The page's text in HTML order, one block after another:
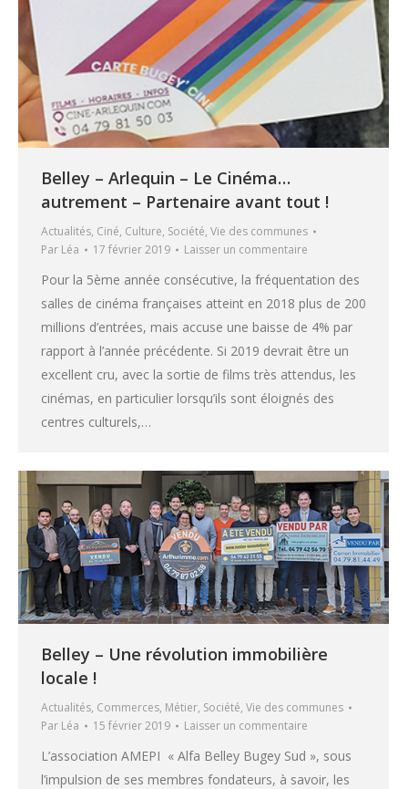
Belley – Arlequin – Le Cinéma…
autrement – Partenaire avant tout !
Actualités, Ciné, Culture, Société, Vie des communes
Par Léa 17 février 2019 Laisser un commentaire
Pour la 5ème année consécutive, la fréquentation des
salles de cinéma françaises atteint en 2018 plus de 200
millions d’entrées, mais accuse une baisse de 4% par
rapport à l’année précédente. Si 2019 devrait être un
excellent cru, avec la sortie de films très attendus, les
cinémas, en particulier lorsqu’ils sont éloignés des
centres culturels,…
Belley – Une révolution immobilière
locale !
Actualités, Commerces, Métier, Société, Vie des communes
Par Léa 15 février 2019 Laisser un commentaire
L’association AMEPI « Alfa Belley Bugey Sud », sous
l’impulsion de ses membres fondateurs, à savoir, les